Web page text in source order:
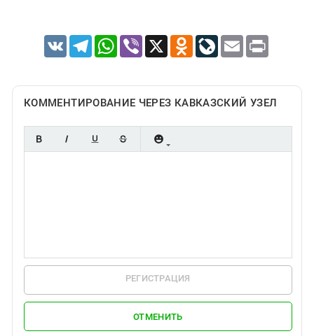
VK TelegramWhatsApp
Viber X Odnoklassniki
LiveJournal
Email Print
КОММЕНТИРОВАНИЕ ЧЕРЕЗ КАВКАЗСКИЙ УЗЕЛ
РЕГИСТРАЦИЯ
ОТМЕНИТЬ